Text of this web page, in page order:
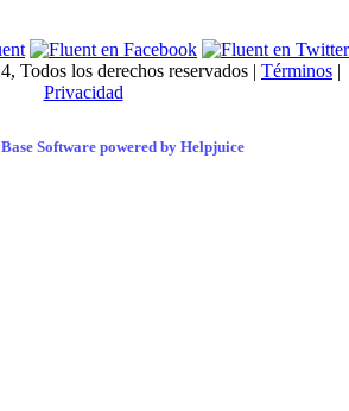
Todos los derechos reservados | Términos |
Privacidad
Software powered by Helpjuice